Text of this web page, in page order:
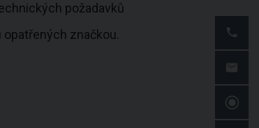
požadavků
značkou.